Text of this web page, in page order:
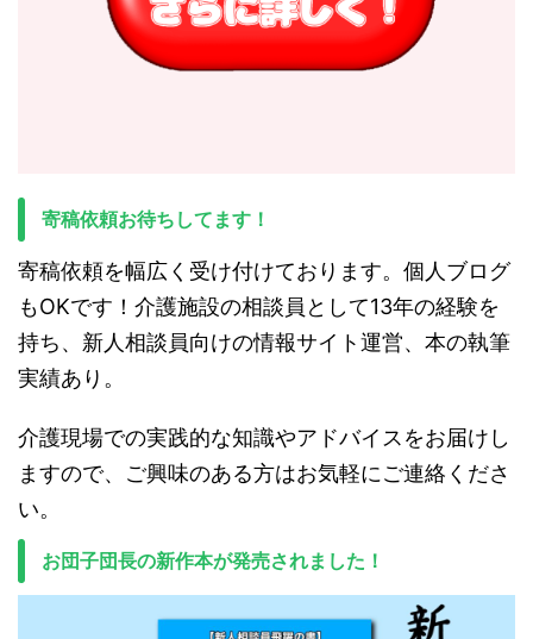
寄稿依頼お待ちしてます！
寄稿依頼を幅広く受け付けております。個人ブログ
もOKです！介護施設の相談員として13年の経験を
持ち、新人相談員向けの情報サイト運営、本の執筆
実績あり。
介護現場での実践的な知識やアドバイスをお届けし
ますので、ご興味のある方はお気軽にご連絡くださ
い。
お団子団長の新作本が発売されました！